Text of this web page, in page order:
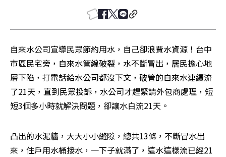
自來水公司宣導民眾節約用水，自己卻浪費水資源！台中
市區民宅旁，自來水管線破裂，水不斷冒出，居民擔心地
層下陷，打電話給水公司都沒下文，破管的自來水連續流
了21天，直到民眾投訴，水公司才趕緊請外包商處理，短
短3個多小時就解決問題，卻讓水白流21天。
凸出的水泥牆，大大小小縫隙，總共13條，不斷冒水出
來，住戶用水桶接水，一下子就滿了，這水這樣流已經21